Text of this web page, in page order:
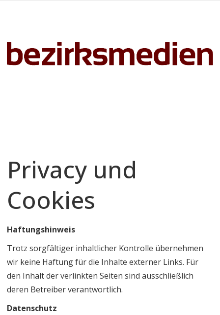
Privacy und
Cookies
Haftungshinweis
Trotz sorgfältiger inhaltlicher Kontrolle übernehmen
wir keine Haftung für die Inhalte externer Links. Für
den Inhalt der verlinkten Seiten sind ausschließlich
deren Betreiber verantwortlich.
Datenschutz